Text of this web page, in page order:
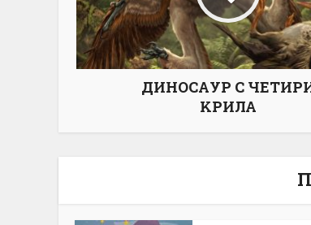
ДИНОСАУР С
KРИЛА